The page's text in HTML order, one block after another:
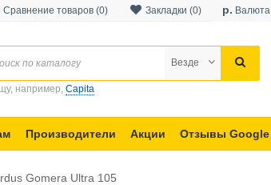
р. Валюта
Закладки (0)
Сравнение товаров (0)
Везде
например, Capita
Производители Акции Отзывы Google
Gomera Ultra 105